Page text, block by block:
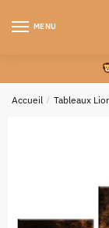
MENU
Accueil / Tableaux